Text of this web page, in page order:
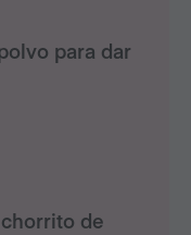
para dar
de